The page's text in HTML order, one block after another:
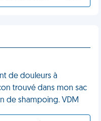
de douleurs à
trouvé dans mon sac
de shampoing. VDM